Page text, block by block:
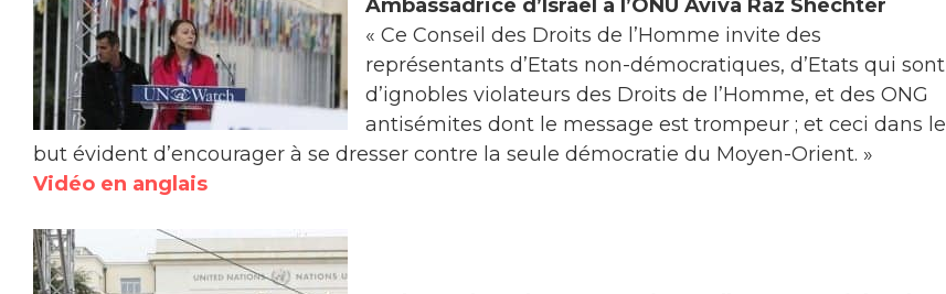
Ambassadrice d’Israël à l’ONU Aviva Raz Shechter
« Ce Conseil des Droits de l’Homme invite des
représentants d’Etats non-démocratiques, d’Etats qui sont
d’ignobles violateurs des Droits de l’Homme, et des ONG
antisémites dont le message est trompeur ; et ceci dans le
but évident d’encourager à se dresser contre la seule démocratie du Moyen-Orient. »
Vidéo en anglais